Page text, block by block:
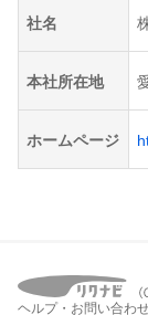
社名
本社所在地
ホームページ
ヘルプ・お問い合わ